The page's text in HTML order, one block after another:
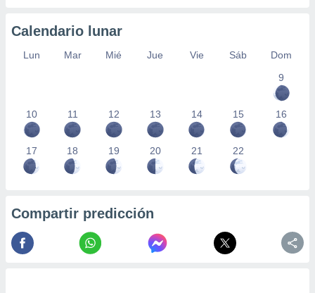
Calendario lunar
Lun Mar Mié Jue Vie Sáb
Dom
9
10 11 12 13 14 15 16
17 18 19 20 21 22
Compartir predicción